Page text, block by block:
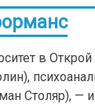
в
Столяр), —